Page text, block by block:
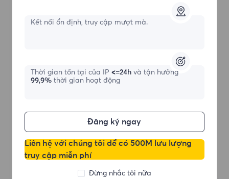
Thời Gian Online Dài
Băng Thông và Phiên Không Giới Hạn
HTTP(S)/SOCKS5
Kết nối ổn định, truy cập mượt mà.
Thời gian tồn tại của IP <=24h và tận hưởng
99,9%thời gian hoạt động
Đăng ký ngay
Liên hệ với chúng tôi để có 500M lưu lượng
truy cập miễn phí
Đừng nhắc tôi nữa